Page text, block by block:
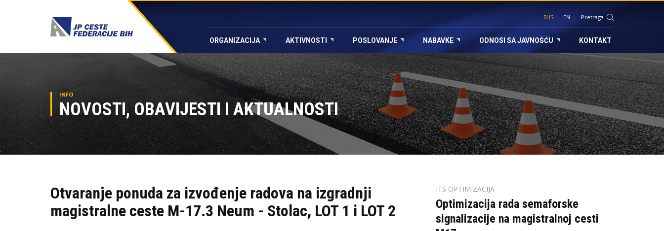
BHS EN
ORGANIZACIJA AKTIVNOSTI POSLOVANJE NABAVKE ODNOSI SA JAVNOŠĆU KONTAKT
INFO
NOVOSTI, OBAVIJESTI I AKTUALNOSTI
Otvaranje ponuda za izvođenje radova na izgradnji
magistralne ceste M-17.3 Neum - Stolac, LOT 1 i LOT 2
ITS OPTIMIZACIJA
Optimizacija rada semaforske
signalizacije na magistralnoj cesti